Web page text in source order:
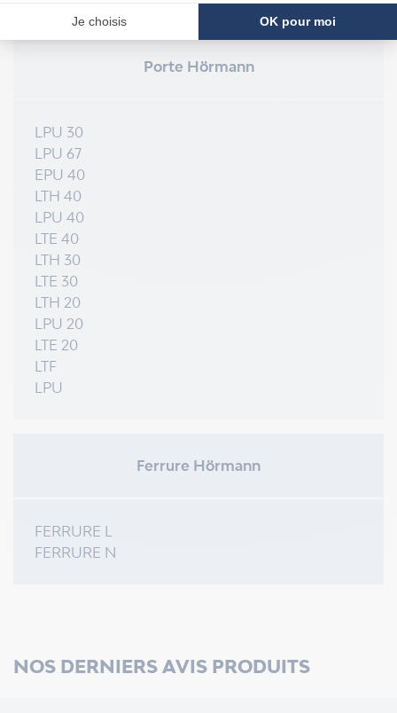
Porte Hörmann
LPU 30
LPU 67
EPU 40
LTH 40
LPU 40
LTE 40
LTH 30
LTE 30
LTH 20
LPU 20
LTE 20
LTF
LPU
Ferrure Hörmann
FERRURE L
FERRURE N
NOS DERNIERS AVIS PRODUITS